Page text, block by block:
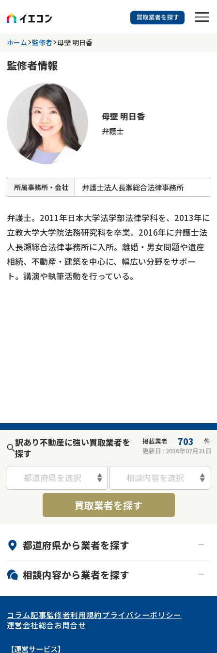
訳あり物件に強い業者を探す
都道府県を選択
掲載業者 703
件
更新日 :2026年07月31日
業者を探す
相談内容で探す
空き家 事故物件
再建築不可
借地 共有持分
ゴミ屋敷 任意売却
不動産コラム
不動産売却
共有持分 底地
訳あり不動産 不動産投資
業者を探す
ホーム 監修者 母壁 明日香
監修者情報
母壁 明日香
弁護士
所属事務所・会社 弁護士法人長瀬総合法律事務所
弁護士。2011年日本大学法学部法律学科を、2013年に
立教大学大学院法務研究科を卒業。2016年に弁護士法
人長瀬総合法律事務所に入所。離婚・男女問題や遺産
相続、不動産・建築を中心に、幅広い分野をサポー
ト。講演や執筆活動を行っている。
訳あり不動産に強い買取業者を
探す
掲載業者 703
件
更新日 : 2026年07月31日
都道府県を選択 相談内容を選択
買取業者を探す
都道府県から業者を探す
北海道・東北
北海道 青森県
岩手県 宮城県
秋田県
関東
東京都 神奈川県
埼玉県
東海
愛知県
関西
相談内容から業者を探す
再建築不可
底地
コラム記事監修者利用規約プライバシーポリシー
運営会社総合お問合せ
【運営サービス】